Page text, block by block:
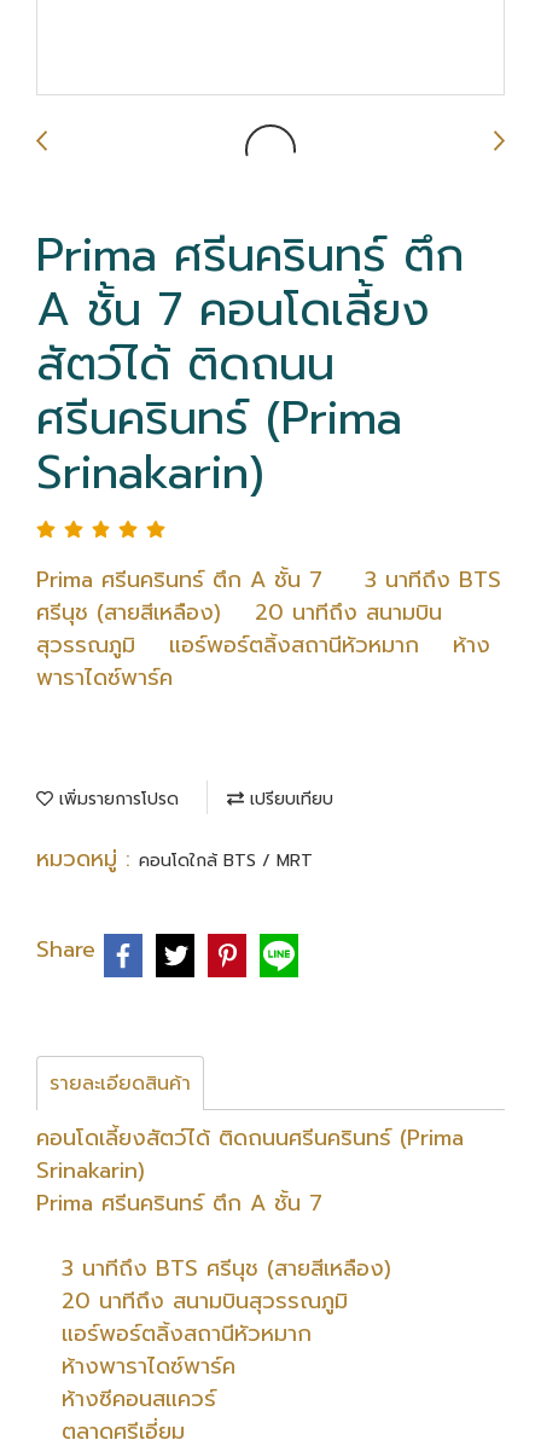
Prima ศรีนครินทร์ ตึก
A ชั้น 7 คอนโดเลี้ยง
สัตว์ได้ ติดถนน
ศรีนครินทร์ (Prima
Srinakarin)
Prima ศรีนครินทร์ ตึก A ชั้น 7 3 นาทีถึง BTS
ศรีนุช (สายสีเหลือง) 20 นาทีถึง สนามบิน
สุวรรณภูมิ แอร์พอร์ตลิ้งสถานีหัวหมาก ห้าง
พาราไดซ์พาร์ค
เพิ่มรายการโปรด เปรียบเทียบ
หมวดหมู่ : คอนโดใกล้ BTS / MRT
Share
รายละเอียดสินค้า
คอนโดเลี้ยงสัตว์ได้ ติดถนนศรีนครินทร์ (Prima
Srinakarin)
Prima ศรีนครินทร์ ตึก A ชั้น 7
3 นาทีถึง BTS ศรีนุช (สายสีเหลือง)
20 นาทีถึง สนามบินสุวรรณภูมิ
แอร์พอร์ตลิ้งสถานีหัวหมาก
ห้างพาราไดซ์พาร์ค
ห้างซีคอนสแควร์
ตลาดศรีเอี่ยม